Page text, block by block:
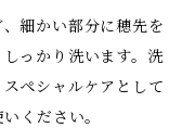
細かい部分に穂先を
っかり洗います。洗
ペシャルケアとして
ください。